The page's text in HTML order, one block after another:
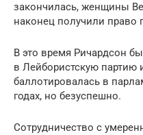
закончилась, женщины
наконец получили право
В это время Ричардсон
в Лейбористскую партию
баллотировалась в
годах, но безуспешно.
Сотрудничество с